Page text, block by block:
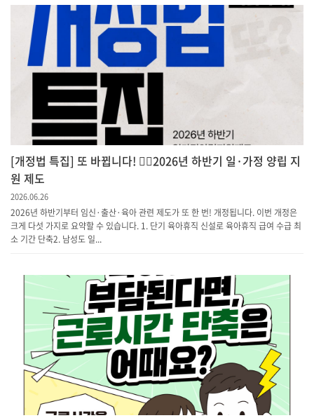
[개정법 특집] 또 바뀝니다! 💁‍♀️2026년 하반기 일·가정 양립 지
원 제도
2026.06.26
2026년 하반기부터 임신·출산·육아 관련 제도가 또 한 번! 개정됩니다. 이번 개정은
크게 다섯 가지로 요약할 수 있습니다. 1. 단기 육아휴직 신설로 육아휴직 급여 수급 최
소 기간 단축​2. 남성도 일...